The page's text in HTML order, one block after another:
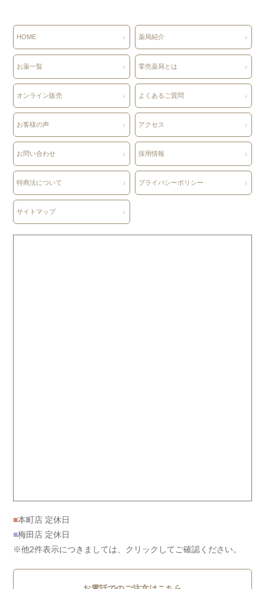
HOME 薬局紹介
お薬一覧 零売薬局とは
オンライン販売 よくあるご質問
お客様の声 アクセス
お問い合わせ 採用情報
特商法について プライバシーポリシー
サイトマップ
■本町店 定休日
■梅田店 定休日
※他2件表示につきましては、クリックしてご確認ください。